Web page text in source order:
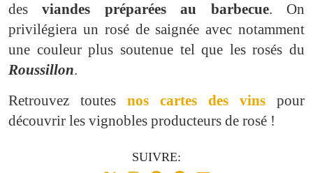
desviandes préparées au barbecue. On
privilégiera un rosé de saignée avec notamment
une couleur plus soutenue tel que les rosés du
Roussillon.
Retrouvez toutes nos cartes des vins pour
découvrir les vignobles producteurs de rosé !
SUIVRE: